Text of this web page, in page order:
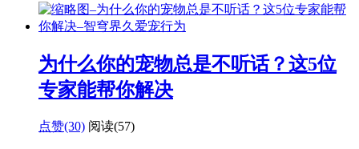
为什么你的宠物总是不听话？这5位
专家能帮你解决
点赞(30) 阅读(57)